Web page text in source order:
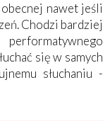
nawet jeśli
Chodzi bardziej
się w samych
słuchaniu -